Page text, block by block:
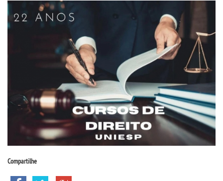
PROUNI
BACHARELADOS
LICENCIATURAS
TECNOLÓGICOS
VESTIBULAR
Compartilhe